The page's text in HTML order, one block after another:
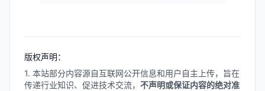
认证，累计装机量超1000万套，服务
版权声明：
1. 本站部分内容源自互联网公开信息和用户自主上传，旨在
传递行业知识、促进技术交流， 不声明或保证内容的绝对准